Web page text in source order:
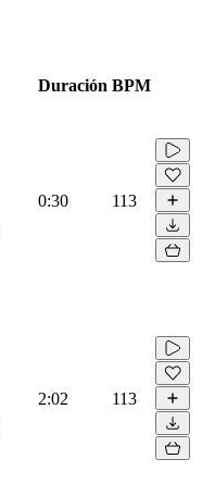
Duración BPM
0:30 113
2:02 113